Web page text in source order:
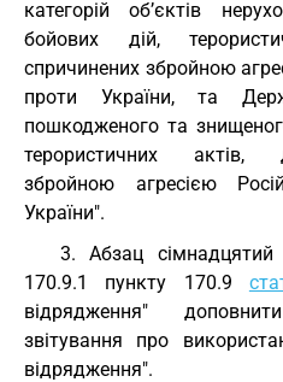
категорій об’єктів
бойових дій,
спричинених збройною
проти України, та
пошкодженого та
терористичних актів,
збройною агресією
України".
3. Абзац сімнадцятий
170.9.1 пункту 170.9
відрядження"
звітування про
відрядження".